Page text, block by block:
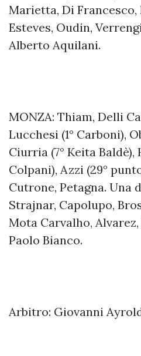
Marietta, Di Francesco,
Esteves, Oudin,
Alberto Aquilani.
MONZA: Thiam, Delli
Lucchesi (1° Carboni),
Ciurria (7° Keita Baldè),
Colpani), Azzi (29°
Cutrone, Petagna. Una
Strajnar, Capolupo,
Mota Carvalho,
Paolo Bianco.
Arbitro: Giovanni